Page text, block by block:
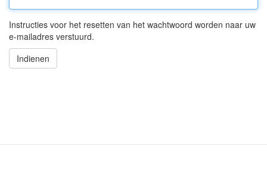
Instructies voor het resetten van het wachtwoord worden naar uw
e-mailadres verstuurd.
Indienen